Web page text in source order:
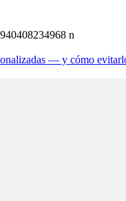
— y cómo